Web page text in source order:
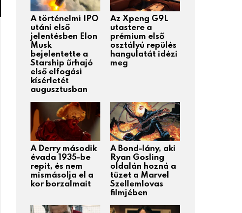
A történelmi IPO
utáni első
jelentésben Elon
Musk
bejelentette a
Starship űrhajó
első elfogási
kísérletét
augusztusban
Az Xpeng G9L
utastere a
prémium első
osztályú repülés
hangulatát idézi
meg
A Derry második
évada 1935-be
repít, és nem
mismásolja el a
kor borzalmait
A Bond-lány, aki
Ryan Gosling
oldalán hozná a
tüzet a Marvel
Szellemlovas
filmjében